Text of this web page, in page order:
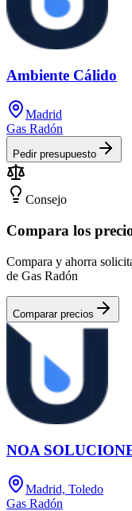
Ambiente Cálido
Madrid
Gas Radón
Pedir presupuesto
Consejo
Compara los
Compara y ahorra
de Gas Radón
Comparar precios
NOA
Madrid, Toledo
Gas Radón